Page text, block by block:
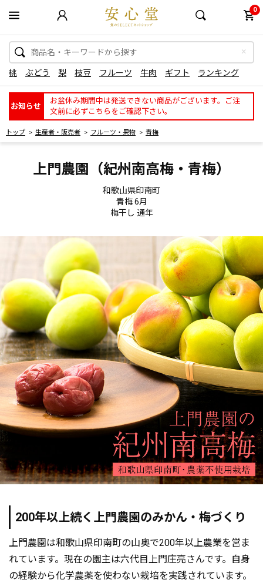
0
桃 ぶどう 梨 枝豆 フルーツ 牛肉 ギフト ランキング
お知らせ
お盆休み期間中は発送できない商品がございます。ご注
文前に必ずこちらをご確認下さい。
トップ 生産者・販売者 フルーツ・果物 青梅
上門農園（紀州南高梅・青梅）
和歌山県印南町
青梅 6月
梅干し 通年
200年以上続く上門農園のみかん・梅づくり
上門農園は和歌山県印南町の山奥で200年以上農業を営ま
れています。現在の園主は六代目上門庄亮さんです。自身
の経験から化学農薬を使わない栽培を実践されています。